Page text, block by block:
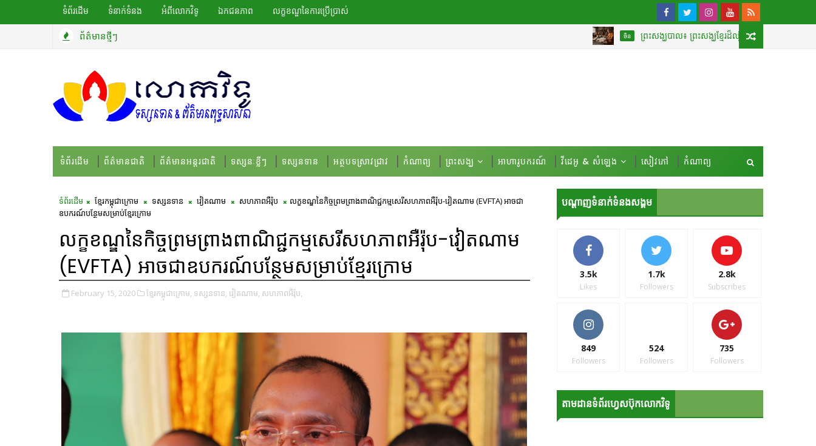
ទំព័រដើម ទំនាក់ទំនង អំពីលោកវិទូ ឯកជនភាព លក្ខខណ្ឌ​នៃ​ការប្រើប្រាស់
ព័ត៌មានថ្មីៗ ចិន ព្រះសង្ឃបាល៖ ព្រះសង្ឃខ្មែរដ៏ល្បីល្បាញបំផុតដែលបានបកប្រែ «គម្ពី
ទំព័រដើម ព័ត៌មានជាតិ ព័ត៌មានអន្តរជាតិ ទស្សនៈខ្លីៗ ទស្សនទាន អត្ថបទស្រាវជ្រាវ កំណាព្យ ព្រះសង្ឃ អាហារូបករណ៍ វីដេអូ & សំឡេង សៀវភៅ កំណាព្យ
ទំព័រដើម ខ្មែរកម្ពុជាក្រោម ទស្សនទាន វៀតណាម សហភាពអឺរ៉ុប
លក្ខខណ្ឌនៃកិច្ចព្រមព្រាងពាណិជ្ជកម្មសេរីសហភាពអឺរ៉ុប-វៀតណាម (EVFTA) អាចជា
ឧបករណ៍បន្ថែមសម្រាប់ខ្មែរក្រោម
លក្ខខណ្ឌនៃកិច្ចព្រមព្រាងពាណិជ្ជកម្មសេរីសហភាពអឺរ៉ុប-វៀតណាម
(EVFTA) អាចជាឧបករណ៍បន្ថែមសម្រាប់ខ្មែរក្រោម
February 15, 2020 ខ្មែរកម្ពុជាក្រោម, ទស្សនទាន, វៀតណាម, សហភាពអឺរ៉ុប,
បណ្ដាញទំនាក់ទំនងសង្គម
3.5k
Likes
1.7k
Followers
2.8k
Subscribes
849
Followers
524
Followers
735
Followers
តាមដានទំព័រហ្វេសប៊ុកលោកវិទូ